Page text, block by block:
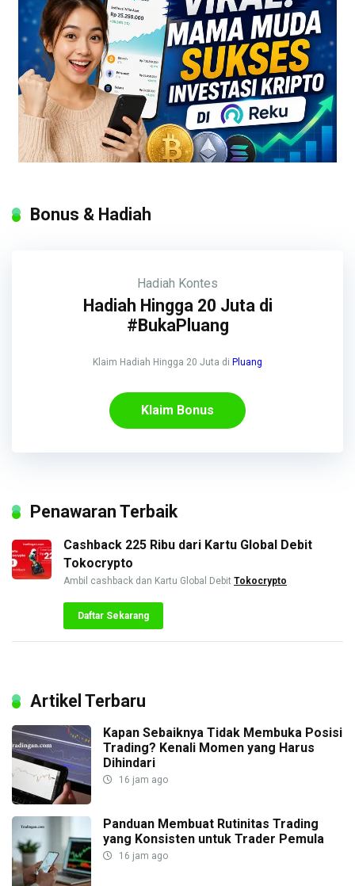
Bonus & Hadiah
Hadiah Kontes
Hadiah Hingga 20 Juta di
#BukaPluang
Klaim Hadiah Hingga 20 Juta di Pluang
Klaim Bonus
Penawaran Terbaik
Cashback 225 Ribu dari Kartu Global Debit
Tokocrypto
Ambil cashback dan Kartu Global Debit Tokocrypto
Daftar Sekarang
Artikel Terbaru
Kapan Sebaiknya Tidak Membuka Posisi
Trading? Kenali Momen yang Harus
Dihindari
16 jam ago
Panduan Membuat Rutinitas Trading
yang Konsisten untuk Trader Pemula
16 jam ago